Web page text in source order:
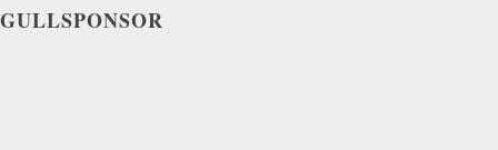
GULLSPONSOR